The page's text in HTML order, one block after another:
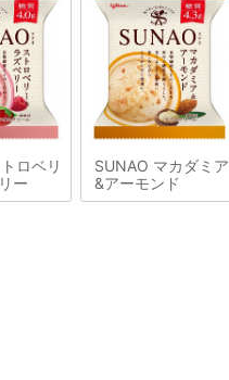
ロベリ
ー
SUNAO マカダミア
&アーモンド